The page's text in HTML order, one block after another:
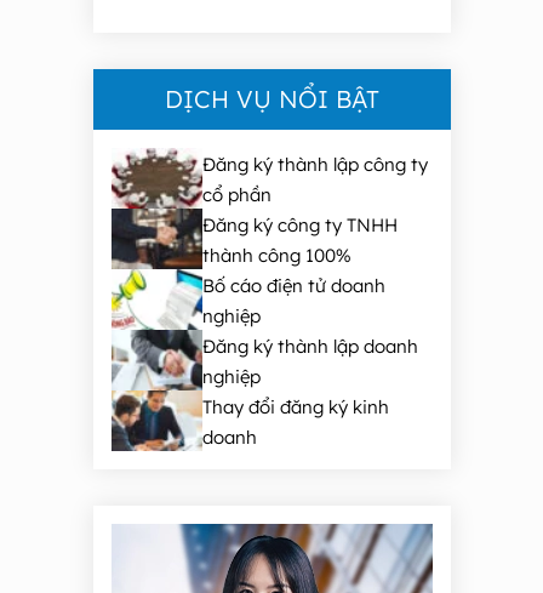
DỊCH VỤ NỔI BẬT
Đăng ký thành lập công ty
cổ phần
Đăng ký công ty TNHH
thành công 100%
Bố cáo điện tử doanh
nghiệp
Đăng ký thành lập doanh
nghiệp
Thay đổi đăng ký kinh
doanh